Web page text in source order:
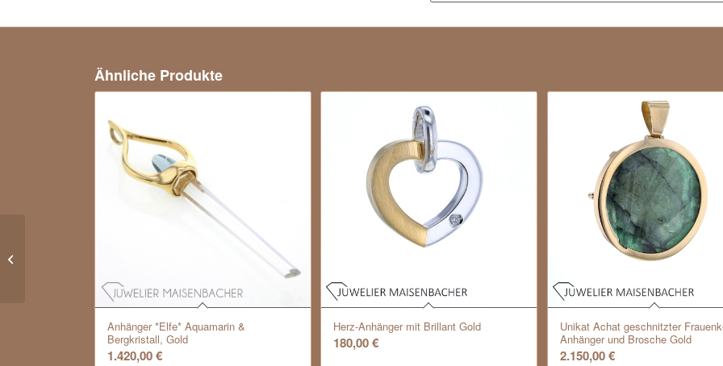
Ähnliche Produkte
Anhänger *Elfe* Aquamarin &
Bergkristall, Gold
1.420,00€
Herz-Anhänger mit Brillant Gold
180,00€
Unikat Achat geschnitzter
Anhänger und Brosche Gold
2.150,00€